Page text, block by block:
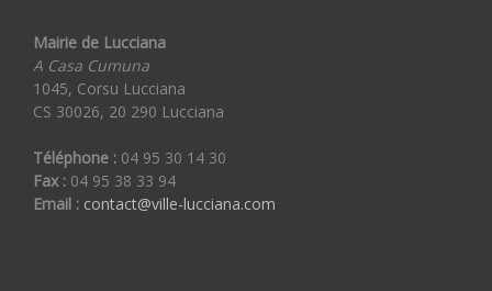
Mairie de Lucciana
A Casa Cumuna
1045, Corsu Lucciana
CS 30026, 20 290 Lucciana
Téléphone : 04 95 30 14 30
Fax : 04 95 38 33 94
Email : contact@ville-lucciana.com